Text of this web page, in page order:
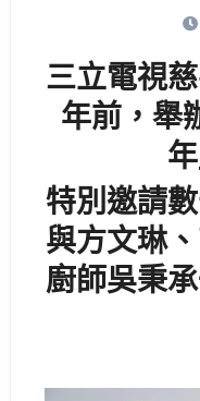
三立電視
年前，舉
特別邀請
與方文琳
廚師吳秉